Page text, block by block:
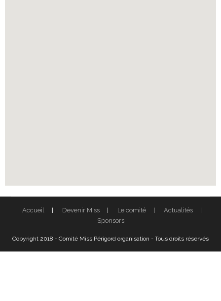
Accueil Devenir Miss Le comité
Actualités
Sponsors
Copyright 2018 - Comité Miss Périgord organisation - Tous droits réservés